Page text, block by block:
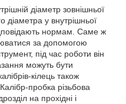
діаметр зовнішньої
діаметра у внутрішньої
нормам. Саме ж
за допомогою
під час роботи він
можуть бути
кілець також
пробка різьбова
на прохідні і